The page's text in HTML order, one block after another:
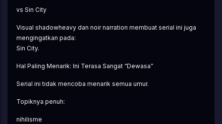
vs Sin City
Visual shadowheavy dan noir narration membuat serial ini juga
mengingatkan pada:
Sin City.
Hal Paling Menarik: Ini Terasa Sangat “Dewasa”
Serial ini tidak mencoba menarik semua umur.
Topiknya penuh:
nihilisme